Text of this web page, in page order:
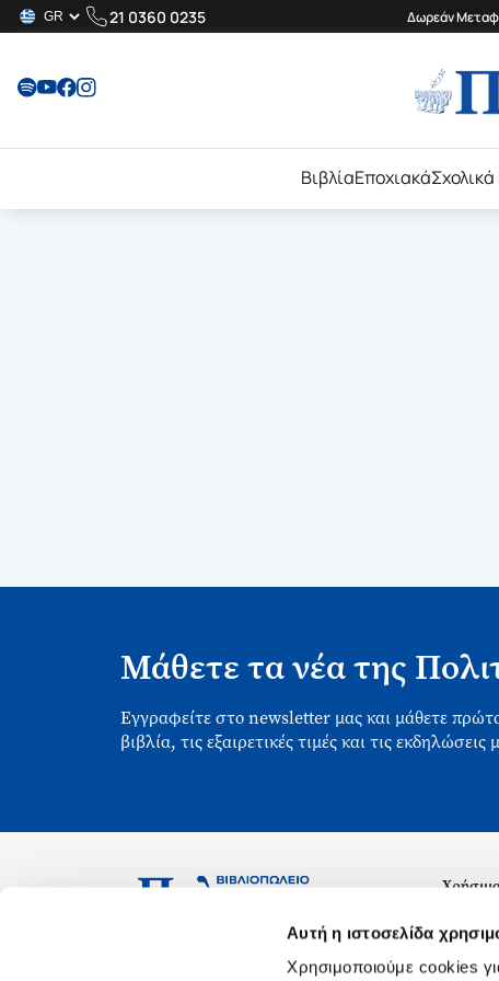
Αυτή η ιστοσελίδα
Χρησιμοποιούμε cookies
21 0360 0235 Δωρεάν
ΒιβλίαΕποχιακάΣχολικά
Μάθετε τα νέα της
Εγγραφείτε στο newsletter μας και μάθετε
βιβλία, τις εξαιρετικές τιμές και τις εκδηλώσεις
Ασκληπιού 1-3, Αθήνα 106 79
Θέσεις